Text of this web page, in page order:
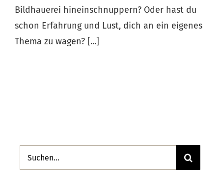
Bildhauerei hineinschnuppern? Oder hast du
schon Erfahrung und Lust, dich an ein eigenes
Thema zu wagen? [...]
Suche
nach: